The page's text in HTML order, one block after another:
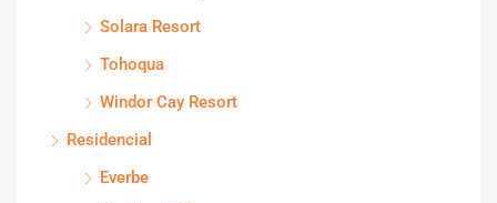
Solara Resort
Tohoqua
Windor Cay Resort
Residencial
Everbe